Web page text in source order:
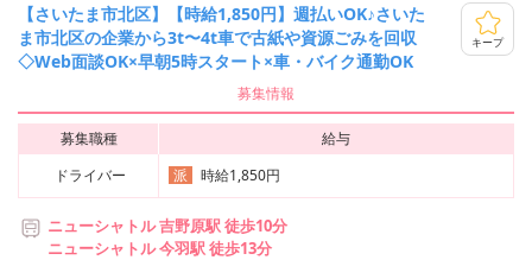
【さいたま市北区】【時給1,850円】週払いOK♪さいた
ま市北区の企業から3t〜4t車で古紙や資源ごみを回収
◇Web面談OK×早朝5時スタート×車・バイク通勤OK
キープ
募集情報
募集職種
給与
ドライバー
派 時給1,850円
ニューシャトル 吉野原駅 徒歩10分
ニューシャトル 今羽駅 徒歩13分